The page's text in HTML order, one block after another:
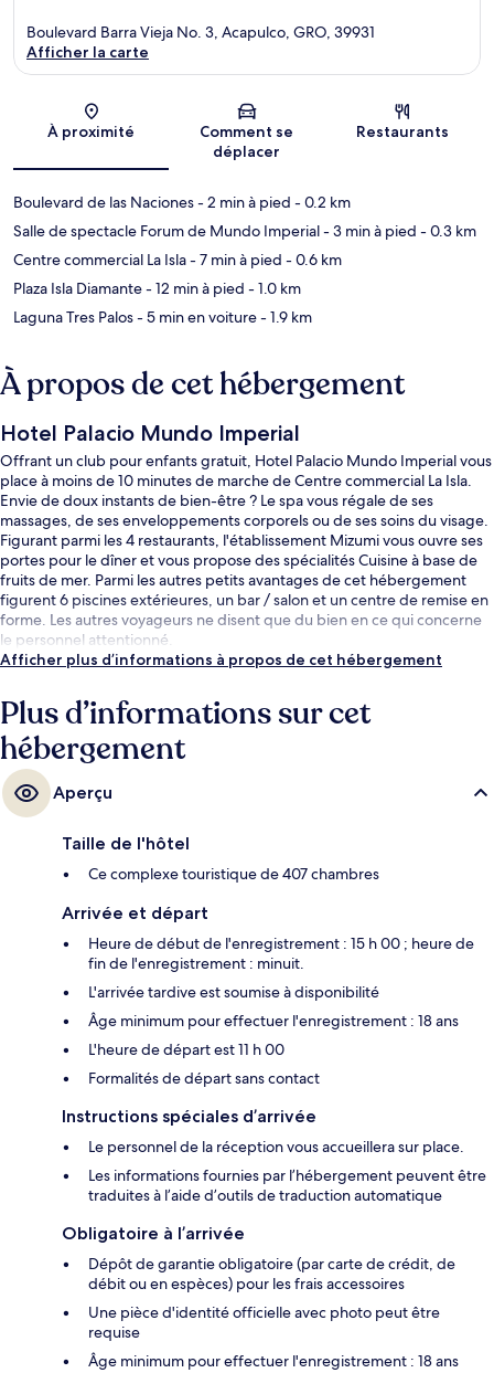
Carte
Boulevard Barra Vieja No. 3, Acapulco, GRO, 39931
Afficher la carte
À proximité
Comment se
déplacer
Restaurants
Boulevard de las Naciones- 2 min à pied - 0.2 km
Salle de spectacle Forum de Mundo Imperial- 3 min à pied - 0.3 km
Centre commercial La Isla- 7 min à pied - 0.6 km
Plaza Isla Diamante- 12 min à pied - 1.0 km
Laguna Tres Palos- 5 min en voiture- 1.9 km
À propos de cet hébergement
Hotel Palacio Mundo Imperial
Offrant un club pour enfants gratuit, Hotel Palacio Mundo Imperial vous
place à moins de 10 minutes de marche de Centre commercial La Isla.
Envie de doux instants de bien-être ? Le spa vous régale de ses
massages, de ses enveloppements corporels ou de ses soins du visage.
Figurant parmi les 4 restaurants, l'établissement Mizumi vous ouvre ses
portes pour le dîner et vous propose des spécialités Cuisine à base de
fruits de mer. Parmi les autres petits avantages de cet hébergement
figurent 6 piscines extérieures, un bar / salon et un centre de remise en
forme. Les autres voyageurs ne disent que du bien en ce qui concerne
le personnel attentionné.
Afficher plus d’informations à propos de cet hébergement
Plus d’informations sur cet
hébergement
Aperçu
Taille de l'hôtel
Ce complexe touristique de 407 chambres
Arrivée et départ
Heure de début de l'enregistrement : 15 h 00 ; heure de
fin de l'enregistrement : minuit.
L'arrivée tardive est soumise à disponibilité
Âge minimum pour effectuer l'enregistrement : 18 ans
L'heure de départ est 11 h 00
Formalités de départ sans contact
Instructions spéciales d’arrivée
Le personnel de la réception vous accueillera sur place.
Les informations fournies par l’hébergement peuvent être
traduites à l’aide d’outils de traduction automatique
Obligatoire à l’arrivée
Dépôt de garantie obligatoire (par carte de crédit, de
débit ou en espèces) pour les frais accessoires
Une pièce d'identité officielle avec photo peut être
requise
Âge minimum pour effectuer l'enregistrement : 18 ans